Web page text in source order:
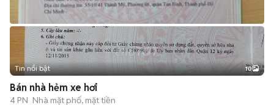
+2
Tin nổi bật 10
Bán nhà hẻm xe hơi
4 PN Nhà mặt phố, mặt tiền